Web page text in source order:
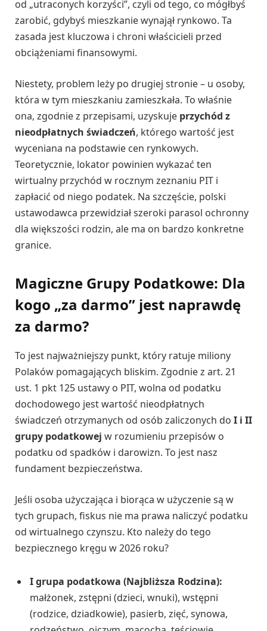
od „utraconych korzyści”, czyli od tego, co mógłbyś
zarobić, gdybyś mieszkanie wynajął rynkowo. Ta
zasada jest kluczowa i chroni właścicieli przed
obciążeniami finansowymi.
Niestety, problem leży po drugiej stronie – u osoby,
która w tym mieszkaniu zamieszkała. To właśnie
ona, zgodnie z przepisami, uzyskuje przychód z
nieodpłatnych świadczeń, którego wartość jest
wyceniana na podstawie cen rynkowych.
Teoretycznie, lokator powinien wykazać ten
wirtualny przychód w rocznym zeznaniu PIT i
zapłacić od niego podatek. Na szczęście, polski
ustawodawca przewidział szeroki parasol ochronny
dla większości rodzin, ale ma on bardzo konkretne
granice.
Magiczne Grupy Podatkowe: Dla
kogo „za darmo” jest naprawdę
za darmo?
To jest najważniejszy punkt, który ratuje miliony
Polaków pomagających bliskim. Zgodnie z art. 21
ust. 1 pkt 125 ustawy o PIT, wolna od podatku
dochodowego jest wartość nieodpłatnych
świadczeń otrzymanych od osób zaliczonych do I i II
grupy podatkowej w rozumieniu przepisów o
podatku od spadków i darowizn. To jest nasz
fundament bezpieczeństwa.
Jeśli osoba użyczająca i biorąca w użyczenie są w
tych grupach, fiskus nie ma prawa naliczyć podatku
od wirtualnego czynszu. Kto należy do tego
bezpiecznego kręgu w 2026 roku?
I grupa podatkowa (Najbliższa Rodzina):
małżonek, zstępni (dzieci, wnuki), wstępni
(rodzice, dziadkowie), pasierb, zięć, synowa,